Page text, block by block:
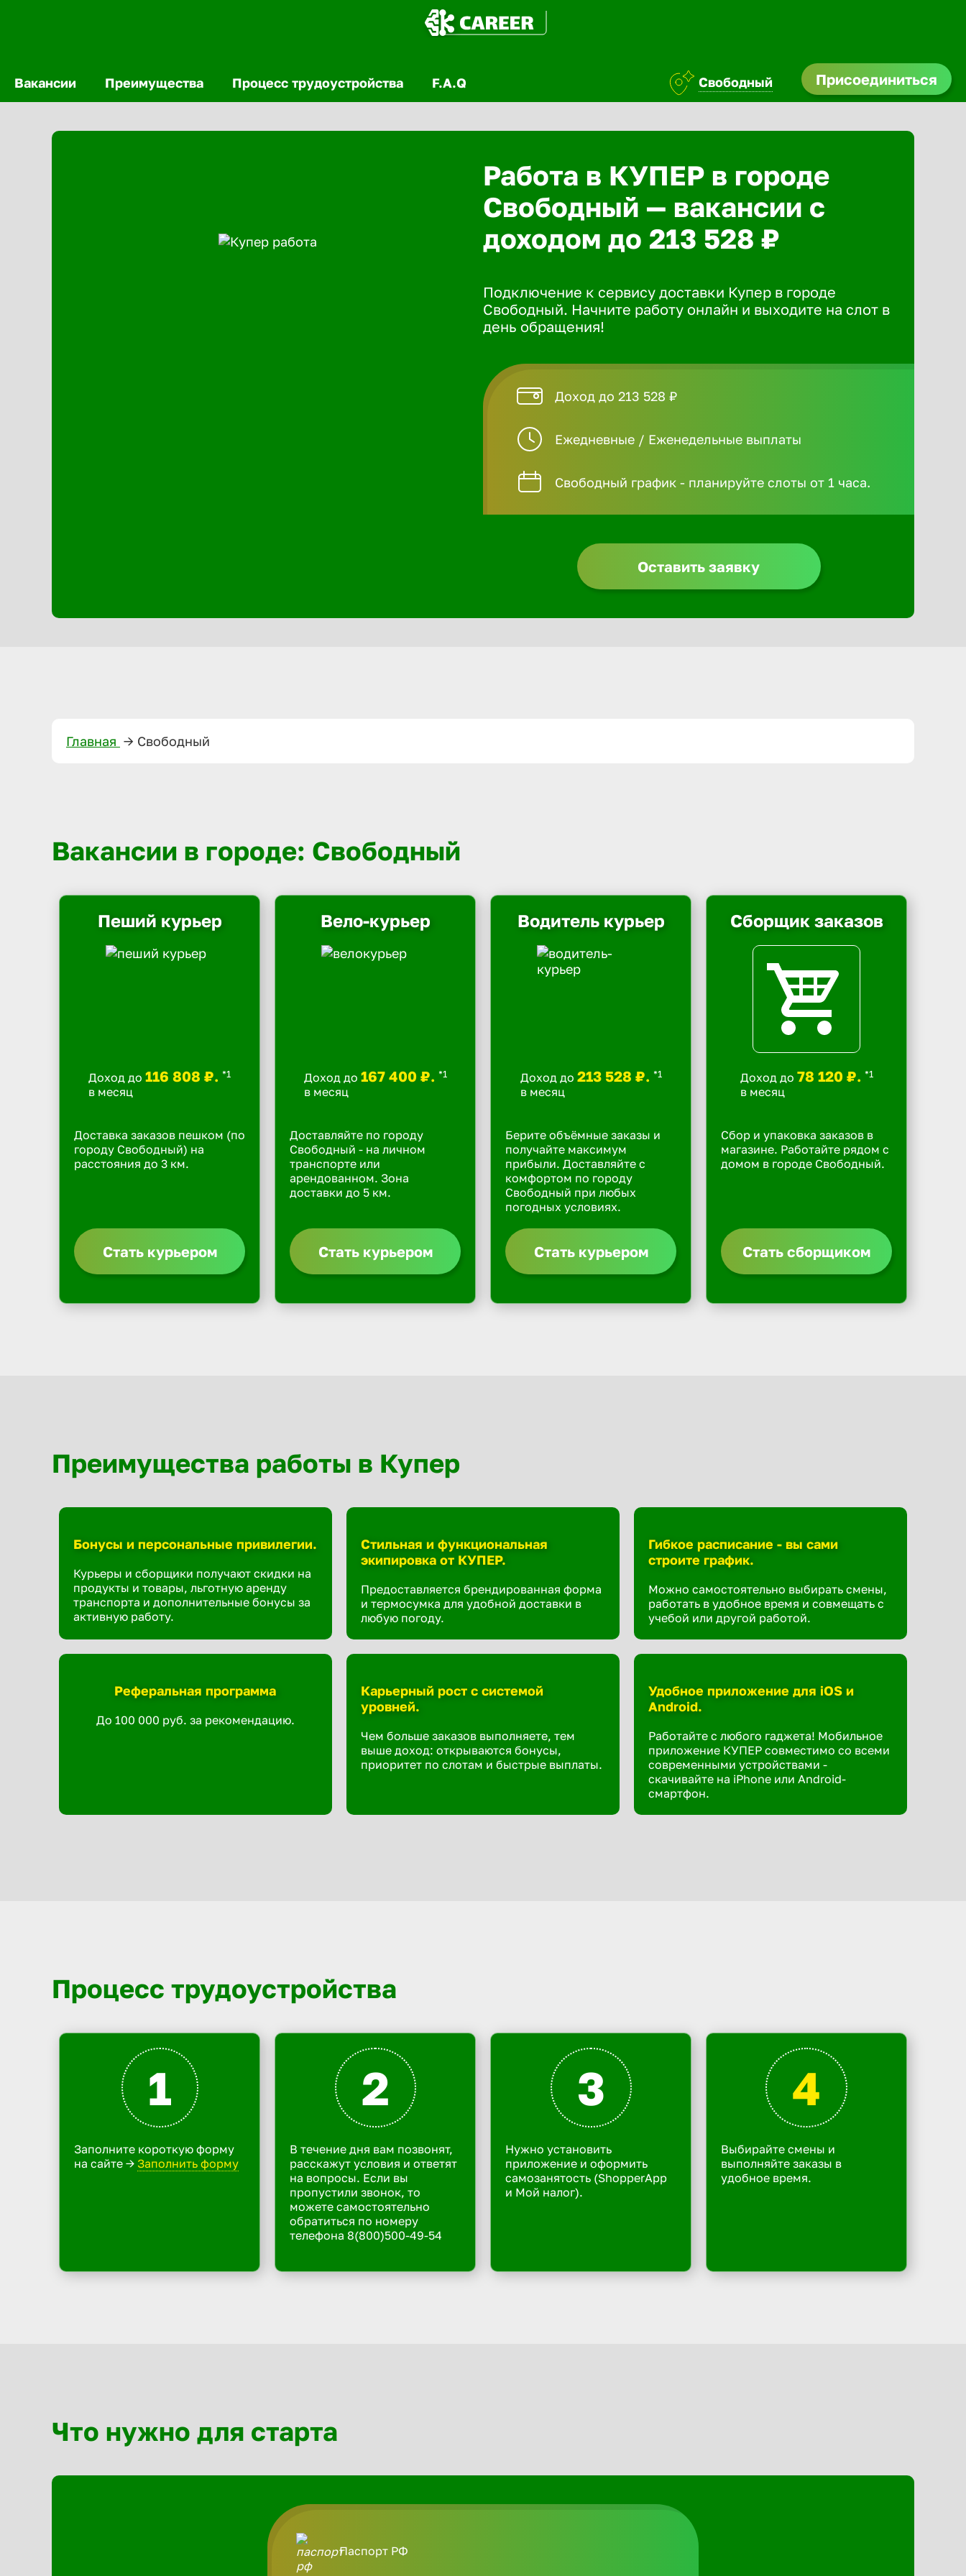
Вакансии Преимущества Процесс трудоустройства F.A.Q Свободный Присоединиться
Работа в КУПЕР в городе
Свободный — вакансии с
доходом до 213 528 ₽
Подключение к сервису доставки Купер в городе
Свободный. Начните работу онлайн и выходите на слот в
день обращения!
Доход до 213 528 ₽
Ежедневные / Еженедельные выплаты
Свободный график - планируйте слоты от 1 часа.
Оставить заявку
Главная —> Свободный
Вакансии в городе: Свободный
Пеший курьер
Доход до 116 808 ₽. *1
в месяц
Доставка заказов пешком (по
городу Свободный) на
расстояния до 3 км.
Стать курьером
Вело-курьер
Доход до 167 400 ₽. *1
в месяц
Доставляйте по городу
Свободный - на личном
транспорте или
арендованном. Зона
доставки до 5 км.
Стать курьером
Водитель курьер
Доход до 213 528 ₽. *1
в месяц
Берите объёмные заказы и
получайте максимум
прибыли. Доставляйте с
комфортом по городу
Свободный при любых
погодных условиях.
Стать курьером
Сборщик заказов
Доход до 78 120 ₽. *1
в месяц
Сбор и упаковка заказов в
магазине. Работайте рядом с
домом в городе Свободный.
Стать сборщиком
Преимущества работы в Купер
Бонусы и персональные привилегии.
Курьеры и сборщики получают скидки на
продукты и товары, льготную аренду
транспорта и дополнительные бонусы за
активную работу.
Стильная и функциональная
экипировка от КУПЕР.
Предоставляется брендированная форма
и термосумка для удобной доставки в
любую погоду.
Гибкое расписание - вы сами
строите график.
Можно самостоятельно выбирать смены,
работать в удобное время и совмещать с
учебой или другой работой.
Реферальная программа
До 100 000 руб. за рекомендацию.
Карьерный рост с системой
уровней.
Чем больше заказов выполняете, тем
выше доход: открываются бонусы,
приоритет по слотам и быстрые выплаты.
Удобное приложение для iOS и
Android.
Работайте с любого гаджета! Мобильное
приложение КУПЕР совместимо со всеми
современными устройствами -
скачивайте на iPhone или Android-
смартфон.
Процесс трудоустройства
1
Заполните короткую форму
на сайте -> Заполнить форму
2
В течение дня вам позвонят,
расскажут условия и ответят
на вопросы. Если вы
пропустили звонок, то
можете самостоятельно
обратиться по номеру
телефона 8(800)500-49-54
3
Нужно установить
приложение и оформить
самозанятость (ShopperApp
и Мой налог).
4
Выбирайте смены и
выполняйте заказы в
удобное время.
Что нужно для старта
Паспорт РФ